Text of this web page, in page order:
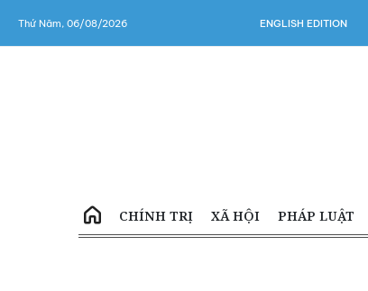
Thứ Năm, 06/08/2026 ENGLISH EDITION
CHÍNH TRỊ XÃ HỘI PHÁP LUẬT